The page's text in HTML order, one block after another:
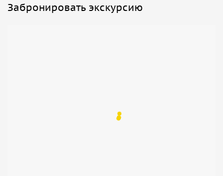
Забронировать экскурсию